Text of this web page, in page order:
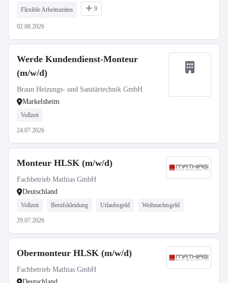
Flexible Arbeitszeiten 9
02.08.2026
Werde Kundendienst-Monteur
(m/w/d)
Braun Heizungs- und Sanitärtechnik GmbH
Markelsheim
Vollzeit
24.07.2026
Monteur HLSK (m/w/d)
Fachbetrieb Mathias GmbH
Deutschland
Vollzeit Berufskleidung Urlaubsgeld Weihnachtsgeld
29.07.2026
Obermonteur HLSK (m/w/d)
Fachbetrieb Mathias GmbH